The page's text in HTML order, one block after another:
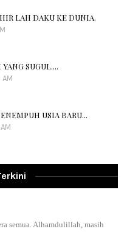
LAH DAKU KE DUNIA.
SUGUL....
USIA BARU...
semua. Alhamdulillah, masih